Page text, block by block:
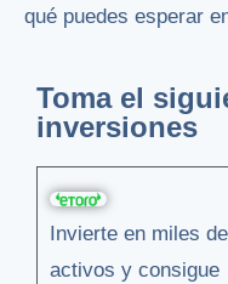
qué puedes esperar
Toma el
inversiones
Invierte en miles de
activos y consigue